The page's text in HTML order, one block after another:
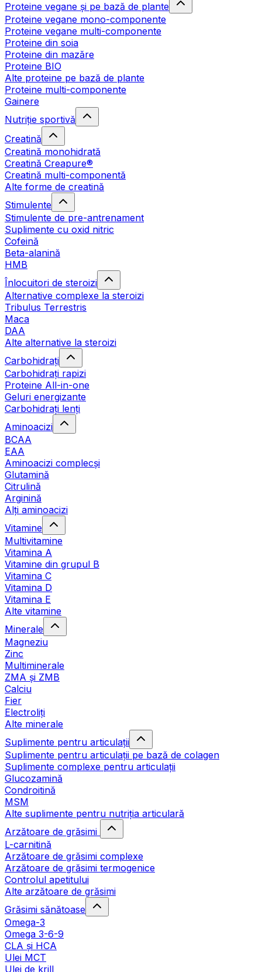
Proteine vegane și pe bază de plante
Proteine vegane mono-componente
Proteine vegane multi-componente
Proteine din soia
Proteine din mazăre
Proteine BIO
Alte proteine pe bază de plante
Proteine multi-componente
Gainere
Nutriție sportivă
Creatină
Creatină monohidrată
Creatină Creapure®
Creatină multi-componentă
Alte forme de creatină
Stimulente
Stimulente de pre-antrenament
Suplimente cu oxid nitric
Cofeină
Beta-alanină
HMB
Înlocuitori de steroizi
Alternative complexe la steroizi
Tribulus Terrestris
Maca
DAA
Alte alternative la steroizi
Carbohidrați
Carbohidrați rapizi
Proteine All-in-one
Geluri energizante
Carbohidrați lenți
Aminoacizi
BCAA
EAA
Aminoacizi complecși
Glutamină
Citrulină
Arginină
Alți aminoacizi
Vitamine
Multivitamine
Vitamina A
Vitamine din grupul B
Vitamina C
Vitamina D
Vitamina E
Alte vitamine
Minerale
Magneziu
Zinc
Multiminerale
ZMA și ZMB
Calciu
Fier
Electroliți
Alte minerale
Suplimente pentru articulații
Suplimente pentru articulații pe bază de colagen
Suplimente complexe pentru articulații
Glucozamină
Condroitină
MSM
Alte suplimente pentru nutriția articulară
Arzătoare de grăsimi
L-carnitină
Arzătoare de grăsimi complexe
Arzătoare de grăsimi termogenice
Controlul apetitului
Alte arzătoare de grăsimi
Grăsimi sănătoase
Omega-3
Omega 3-6-9
CLA şi HCA
Ulei MCT
Ulei de krill